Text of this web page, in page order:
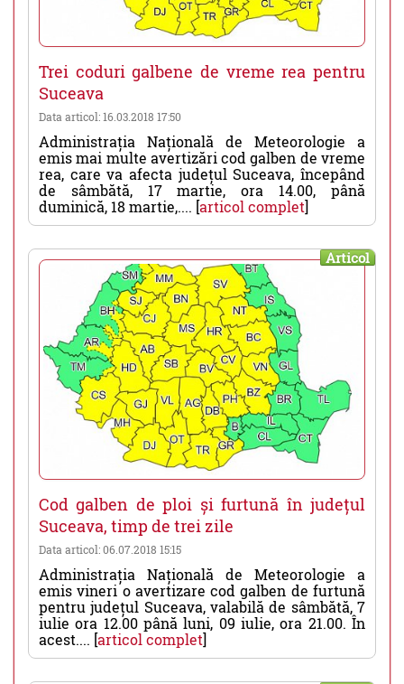
Trei coduri galbene de vreme rea pentru
Suceava
Data articol: 16.03.2018 17:50
Administrația Națională de Meteorologie a
emis mai multe avertizări cod galben de vreme
rea, care va afecta județul Suceava, începând
de sâmbătă, 17 martie, ora 14.00, până
duminică, 18 martie,.... [articol complet]
Articol
Cod galben de ploi și furtună în județul
Suceava, timp de trei zile
Data articol: 06.07.2018 15:15
Administrația Națională de Meteorologie a
emis vineri o avertizare cod galben de furtună
pentru județul Suceava, valabilă de sâmbătă, 7
iulie ora 12.00 până luni, 09 iulie, ora 21.00. În
acest.... [articol complet]